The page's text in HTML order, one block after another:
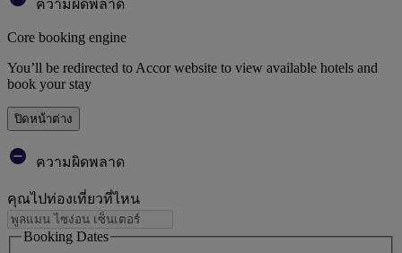
ความผิดพลาด
Core booking engine
You’ll be redirected to Accor website to view available hotels and
book your stay
ปิดหน้าต่าง
ความผิดพลาด
คุณไปท่องเที่ยวที่ไหน
Booking Dates